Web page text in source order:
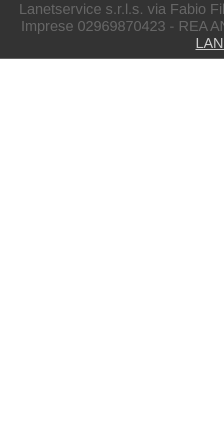
Lanetservice s.r.l.s. via Fabio
Imprese 02969870423 - REA